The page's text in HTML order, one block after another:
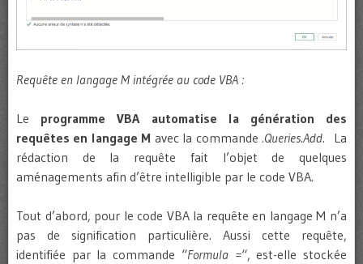
Requête en langage M intégrée au code VBA :
Le programme VBA automatise la génération des
requêtes en langage M avec la commande .Queries.Add. La
rédaction de la requête fait l’objet de quelques
aménagements afin d’être intelligible par le code VBA.
Tout d’abord, pour le code VBA la requête en langage M n’a
pas de signification particulière. Aussi cette requête,
identifiée par la commande “Formula =“, est-elle stockée